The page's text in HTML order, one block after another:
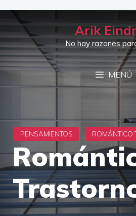
Saltar
contenido
Arik
No hay razones
MENÚ